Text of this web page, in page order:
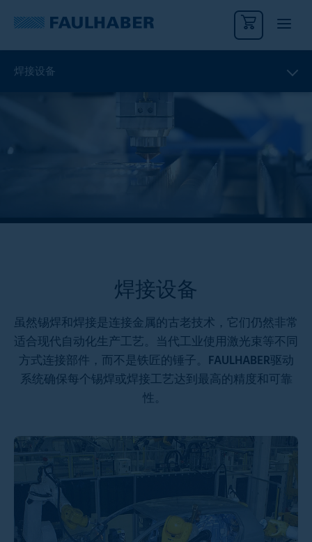
焊接设备
焊接设备
虽然锡焊和焊接是连接金属的古老技术，它们仍然非常
适合现代自动化生产工艺。当代工业使用激光束等不同
方式连接部件，而不是铁匠的锤子。FAULHABER驱动
系统确保每个锡焊或焊接工艺达到最高的精度和可靠
性。